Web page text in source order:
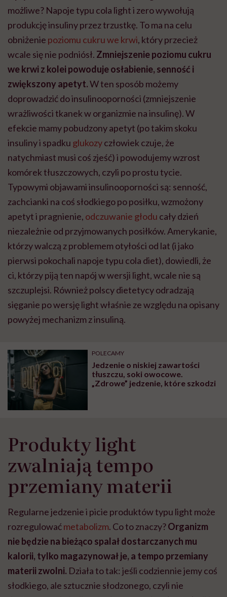
możliwe? Napoje typu cola light i zero wywołują
produkcję insuliny przez trzustkę. To ma na celu
obniżenie poziomu cukru we krwi, który przecież
wcale się nie podniósł. Zmniejszenie poziomu cukru
we krwi z kolei powoduje osłabienie, senność i
zwiększony apetyt.W ten sposób możemy
doprowadzić do insulinooporności (zmniejszenie
wrażliwości tkanek w organizmie na insulinę). W
efekcie mamy pobudzony apetyt (po takim skoku
insuliny i spadku glukozyczłowiek czuje, że
natychmiast musi coś zjeść) i powodujemy wzrost
komórek tłuszczowych, czyli po prostu tycie.
Typowymi objawami insulinooporności są: senność,
zachcianki na coś słodkiego po posiłku, wzmożony
apetyt i pragnienie, odczuwanie głodu cały dzień
niezależnie od przyjmowanych posiłków. Amerykanie,
którzy walczą z problemem otyłości od lat (i jako
pierwsi pokochali napoje typu cola diet), dowiedli, że
ci, którzy piją ten napój w wersji light, wcale nie są
szczuplejsi. Również polscy dietetycy odradzają
sięganie po wersję light właśnie ze względu na opisany
powyżej mechanizm z insuliną.
POLECAMY
Jedzenie o niskiej zawartości
tłuszczu, soki owocowe.
„Zdrowe” jedzenie, które szkodzi
Produkty light
zwalniają tempo
przemiany materii
Regularne jedzenie i picie produktów typu light może
rozregulowaćmetabolizm. Co to znaczy?Organizm
nie będzie na bieżąco spalał dostarczanych mu
kalorii, tylko magazynował je, a tempo przemiany
materii zwolni. Działa to tak: jeśli codziennie jemy coś
słodkiego, ale sztucznie słodzonego, czyli nie